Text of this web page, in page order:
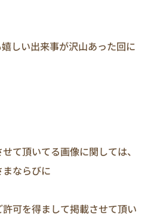
しい出来事が沢山あった回に
て頂いてる画像に関しては、
ならびに
可を得まして掲載させて頂い